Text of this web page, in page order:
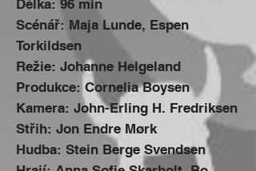
Délka: 96 min
Scénář: Maja Lunde, Espen
Torkildsen
Režie: Johanne Helgeland
Produkce: Cornelia Boysen
Kamera: John-Erling H. Fredriksen
Střih: Jon Endre Mørk
Hudba: Stein Berge Svendsen